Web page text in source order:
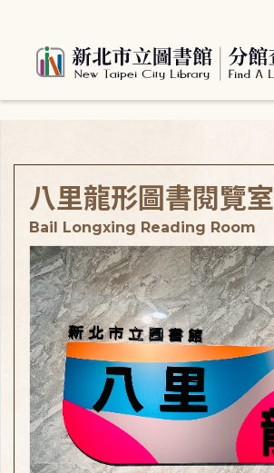
八里龍形圖書閱覽室
Bail Longxing Reading Room